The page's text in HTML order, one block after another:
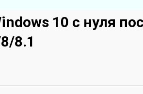
10 с нуля
8.1